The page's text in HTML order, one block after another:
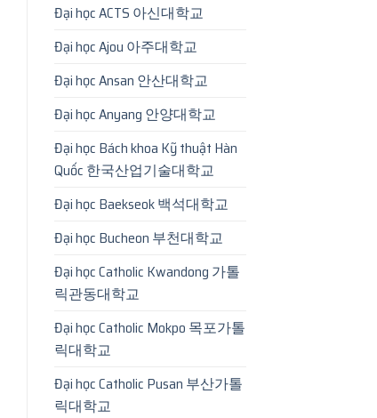
Đại học ACTS 아신대학교
Đại học Ajou 아주대학교
Đại học Ansan 안산대학교
Đại học Anyang 안양대학교
Đại học Bách khoa Kỹ thuật Hàn
Quốc 한국산업기술대학교
Đại học Baekseok 백석대학교
Đại học Bucheon 부천대학교
Đại học Catholic Kwandong 가톨
릭관동대학교
Đại học Catholic Mokpo 목포가톨
릭대학교
Đại học Catholic Pusan 부산가톨
릭대학교